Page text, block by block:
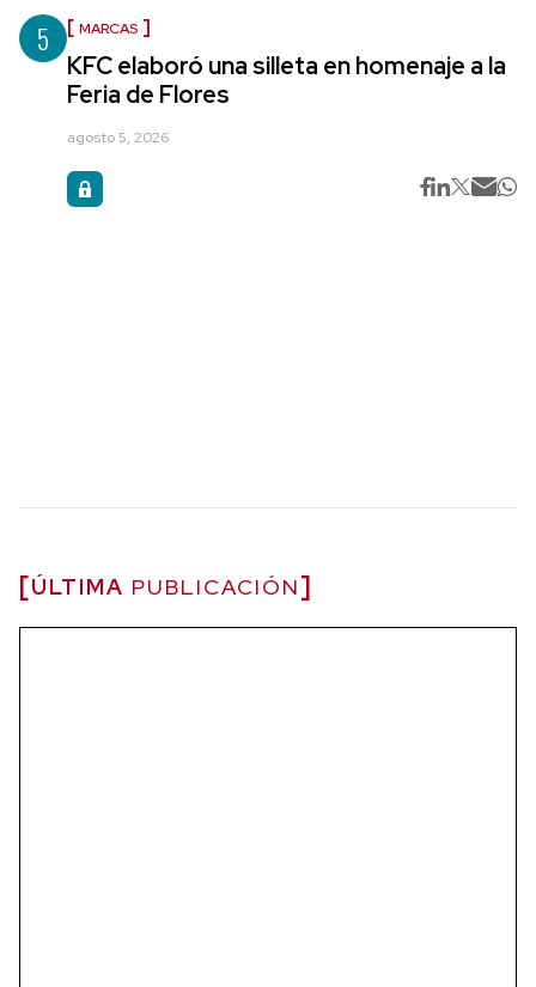
5 MARCAS
KFC elaboró una silleta en homenaje a la
Feria de Flores
agosto 5, 2026
ÚLTIMA PUBLICACIÓN